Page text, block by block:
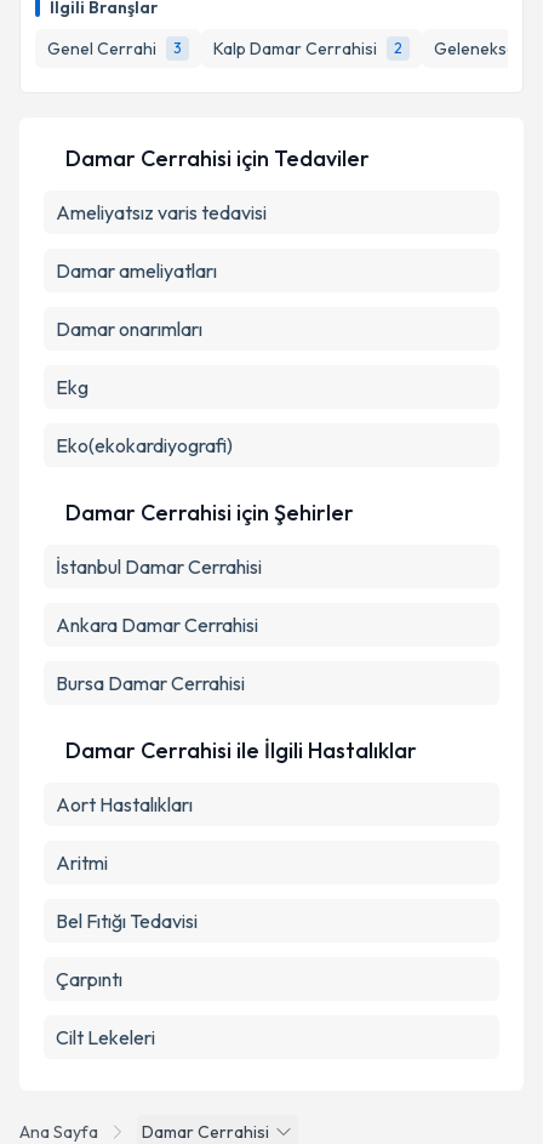
İlgili Branşlar
Genel Cerrahi
3 Kalp Damar Cerrahisi 2 Geleneksel ve
takvim hazırlandığında e-posta ile bilgilendireceğiz.
E-posta Adresiniz
Metni'ni okudum ve kişisel verilerimin belirtilen
Ana Sayfa Damar Cerrahisi
Damar Cerrahisi için Tedaviler
Ameliyatsız varis tedavisi
Damar ameliyatları
Damar onarımları
Ekg
Eko(ekokardiyografi)
Damar Cerrahisi için Şehirler
İstanbul Damar Cerrahisi
Ankara Damar Cerrahisi
Bursa Damar Cerrahisi
Damar Cerrahisi ile İlgili Hastalıklar
Aort Hastalıkları
Aritmi
Bel Fıtığı Tedavisi
Çarpıntı
Cilt Lekeleri